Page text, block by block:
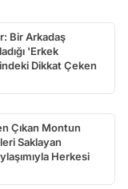
Bir Arkadaş
'Erkek
Dikkat Çeken
Çıkan Montun
Saklayan
Herkesi